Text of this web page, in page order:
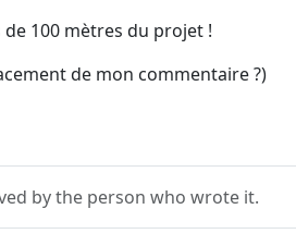
100 mètres du projet !
de mon commentaire ?)
by the person who wrote it.